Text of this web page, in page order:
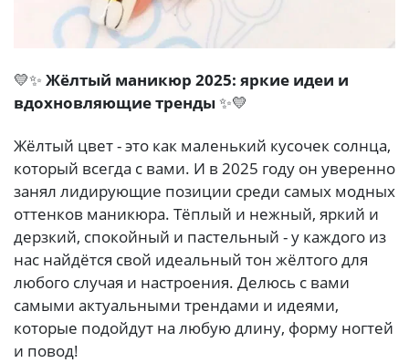
💛✨ Жёлтый маникюр 2025: яркие идеи и
вдохновляющие тренды✨💛
Жёлтый цвет - это как маленький кусочек солнца,
который всегда с вами. И в 2025 году он уверенно
занял лидирующие позиции среди самых модных
оттенков маникюра. Тёплый и нежный, яркий и
дерзкий, спокойный и пастельный - у каждого из
нас найдётся свой идеальный тон жёлтого для
любого случая и настроения. Делюсь с вами
самыми актуальными трендами и идеями,
которые подойдут на любую длину, форму ногтей
и повод!